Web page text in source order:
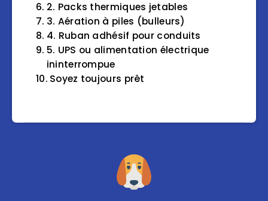
2. Packs thermiques jetables
3. Aération à piles (bulleurs)
4. Ruban adhésif pour conduits
5. UPS ou alimentation électrique
ininterrompue
Soyez toujours prêt